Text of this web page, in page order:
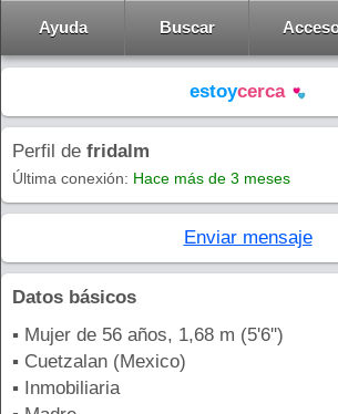
Ayuda Buscar
estoycerca
Perfil de fridalm
Última conexión: Hace más de 3 meses
Enviar mensaje
Datos básicos
▪ Mujer de 56 años, 1,68 m (5'6'')
▪ Cuetzalan (Mexico)
▪ Inmobiliaria